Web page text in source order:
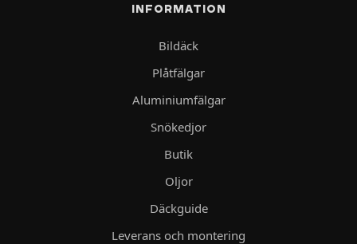
INFORMATION
Bildäck
Plåtfälgar
Aluminiumfälgar
Snökedjor
Butik
Oljor
Däckguide
Leverans och montering